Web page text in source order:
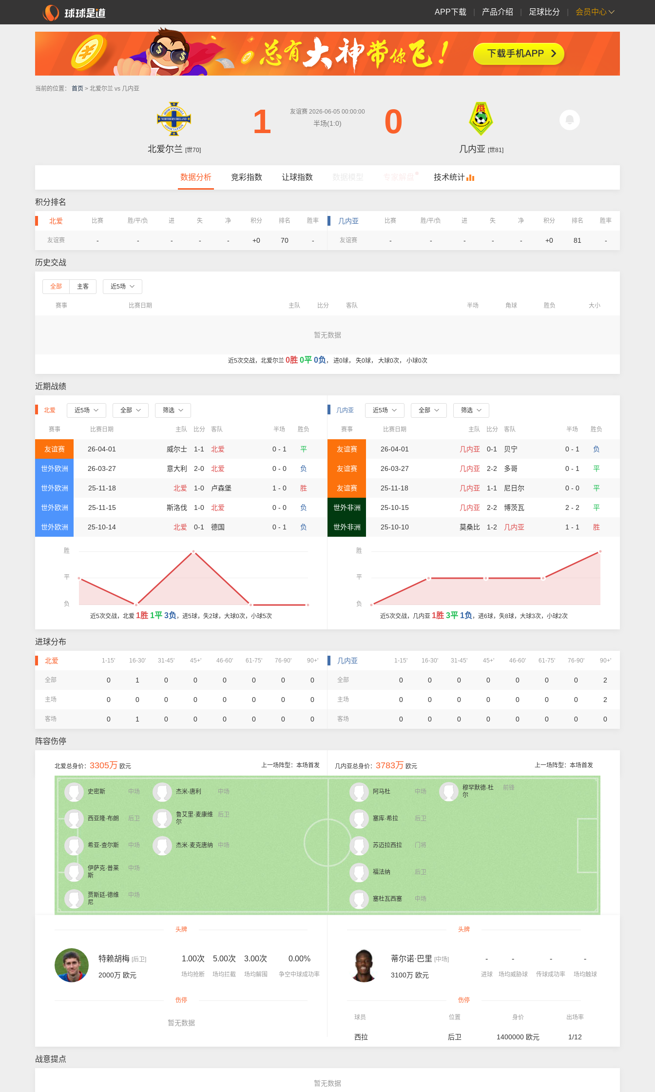
APP下载 产品介绍 足球比分 会员中心
当前的位置： 首页 > 北爱尔兰 vs 几内亚
北爱尔兰 [世70]
1 0
友谊赛 2026-06-05 00:00:00
半场(1:0)
几内亚 [世81]
数据分析 竞彩指数 让球指数 技术统计
积分排名
北爱 比赛 胜/平/负 进 失 净 积分 排名 胜率
友谊赛 - - - - - +0 70 -
几内亚 比赛 胜/平/负 进 失 净 积分 排名 胜率
友谊赛 - - - - - +0 81 -
历史交战
全部 主客 近5场
赛事 比赛日期 主队 比分 客队 半场 角球 胜负 大小
暂无数据
近5次交战，北爱尔兰 0胜 0平 0负 ， 进0球， 失0球， 大球0次， 小球0次
近期战绩
北爱 近5场 全部 筛选
赛事 比赛日期 主队 比分 客队 半场 胜负
友谊赛 26-04-01 威尔士 1-1 北爱 0 - 1 平
世外欧洲 26-03-27 意大利 2-0 北爱 0 - 0 负
世外欧洲 25-11-18 北爱 1-0 卢森堡 1 - 0 胜
世外欧洲 25-11-15 斯洛伐 1-0 北爱 0 - 0 负
世外欧洲 25-10-14 北爱 0-1 德国 0 - 1 负
胜
平
负
近5次交战，北爱 1胜 1平 3负 ，进5球，失2球，大球0次，小球5次
几内亚 近5场 全部 筛选
赛事 比赛日期 主队 比分 客队 半场 胜负
友谊赛 26-04-01 几内亚 0-1 贝宁 0 - 1 负
友谊赛 26-03-27 几内亚 2-2 多哥 0 - 1 平
友谊赛 25-11-18 几内亚 1-1 尼日尔 0 - 0 平
世外非洲 25-10-15 几内亚 2-2 博茨瓦 2 - 2 平
世外非洲 25-10-10 莫桑比 1-2 几内亚 1 - 1 胜
胜
平
负
近5次交战，几内亚 1胜 3平 1负 ，进6球，失8球，大球3次，小球2次
进球分布
北爱 1-15' 16-30' 31-45' 45+' 46-60' 61-75' 76-90' 90+'
全部 0 1 0 0 0 0 0 0
主场 0 0 0 0 0 0 0 0
客场 0 1 0 0 0 0 0 0
几内亚 1-15' 16-30' 31-45' 45+' 46-60' 61-75' 76-90' 90+'
全部 0 0 0 0 0 0 0 2
主场 0 0 0 0 0 0 0 2
客场 0 0 0 0 0 0 0 0
阵容伤停
上一场阵型：本场首发
北爱总身价： 3305万 欧元 上一场阵型：本场首发
几内亚总身价： 3783万 欧元
中场
史密斯
后卫
西亚隆·布朗
中场
希亚-查尔斯
中场
伊萨克·普莱
斯
中场
贾斯廷-德维
尼
中场
杰米-唐利
后卫
鲁艾里·麦康维
尔
中场
杰米·麦克唐纳
中场
阿马杜
后卫
塞库·希拉
门将
苏迈拉西拉
后卫
福法纳
中场
塞杜瓦西塞
前锋
穆罕默德·杜
尔
头牌
特赖胡梅 [后卫]
2000万 欧元
1.00次
场均抢断
5.00次
场均拦截
3.00次
场均解围
0.00%
争空中球成功率
伤停
暂无数据
头牌
蒂尔诺·巴里 [中场]
3100万 欧元
-
进球
-
场均威胁球
-
传球成功率
-
场均触球
伤停
球员 位置 身价 出场率
西拉 后卫 1400000 欧元 1/12
战意提点
暂无数据